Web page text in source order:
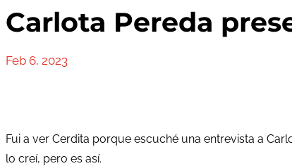
Carlota Pereda
Feb 6, 2023
Fui a ver Cerdita porque escuché una entrevista a
lo creí, pero es así.